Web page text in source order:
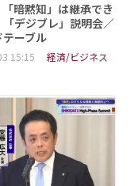
暗黙知」は継承でき
デジブレ」説明会／
ーブル
15:15 経済/ビジネス